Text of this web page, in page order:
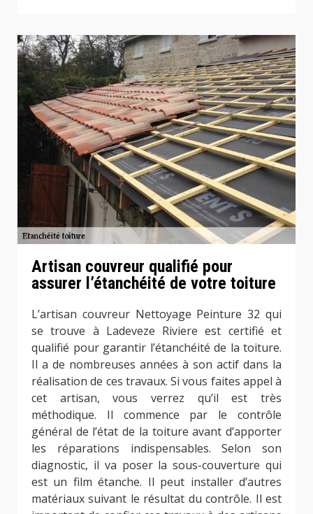
Artisan couvreur qualifié pour
assurer l’étanchéité de votre toiture
L’artisan couvreur Nettoyage Peinture 32 qui
se trouve à Ladeveze Riviere est certifié et
qualifié pour garantir l’étanchéité de la toiture.
Il a de nombreuses années à son actif dans la
réalisation de ces travaux. Si vous faites appel à
cet artisan, vous verrez qu’il est très
méthodique. Il commence par le contrôle
général de l’état de la toiture avant d’apporter
les réparations indispensables. Selon son
diagnostic, il va poser la sous-couverture qui
est un film étanche. Il peut installer d’autres
matériaux suivant le résultat du contrôle. Il est